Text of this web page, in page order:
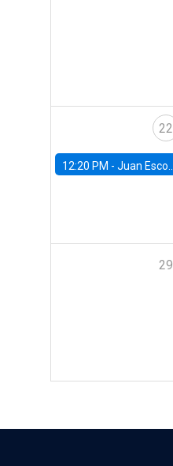
22
12:20 PM - Juan Escobar, Universidad de Chile
29